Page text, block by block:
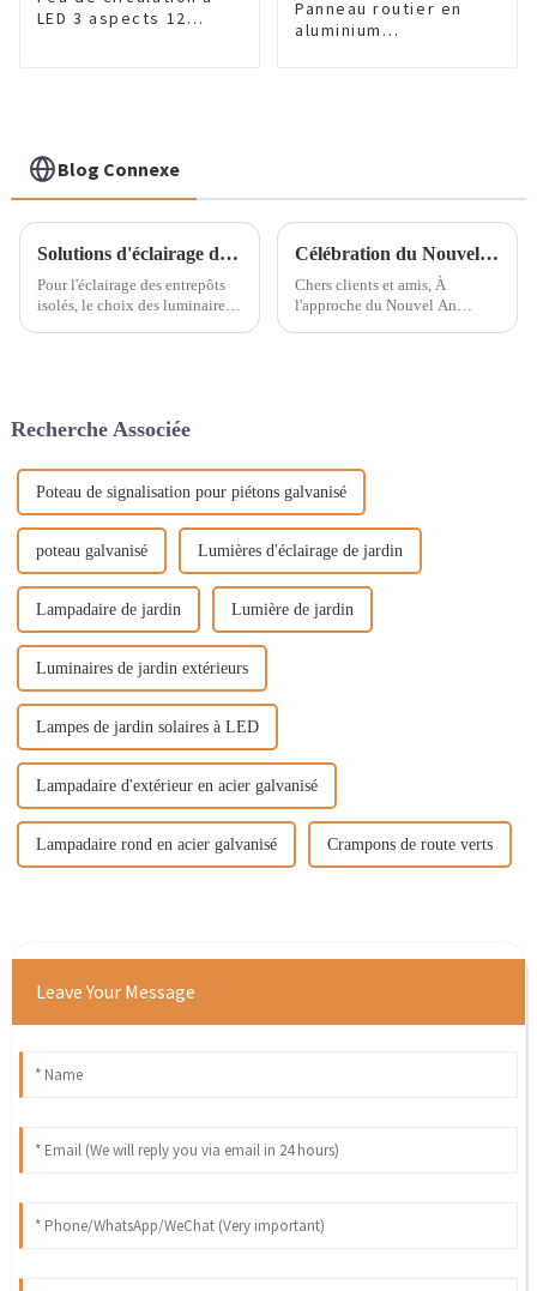
LED 3 aspects 12
Panneau routier en
aluminium
Blog Connexe
Solutions d'éclairage d'entrepôt : choisir entre des éclairages solaires pour grande hauteur et des projecteurs solaires ?
Pour l'éclairage des entrepôts
isolés, le choix des luminaires
Célébration du Nouvel An islamique : un message à nos précieux clients et amis musulmans
Chers clients et amis, À
l'approche du Nouvel An
Recherche Associée
Poteau de signalisation pour piétons galvanisé
poteau galvanisé Lumières d'éclairage de jardin
Lampadaire de jardin Lumière de jardin
Luminaires de jardin extérieurs
Lampes de jardin solaires à LED
Lampadaire d'extérieur en acier galvanisé
Lampadaire rond en acier galvanisé Crampons de route verts
Leave Your Message